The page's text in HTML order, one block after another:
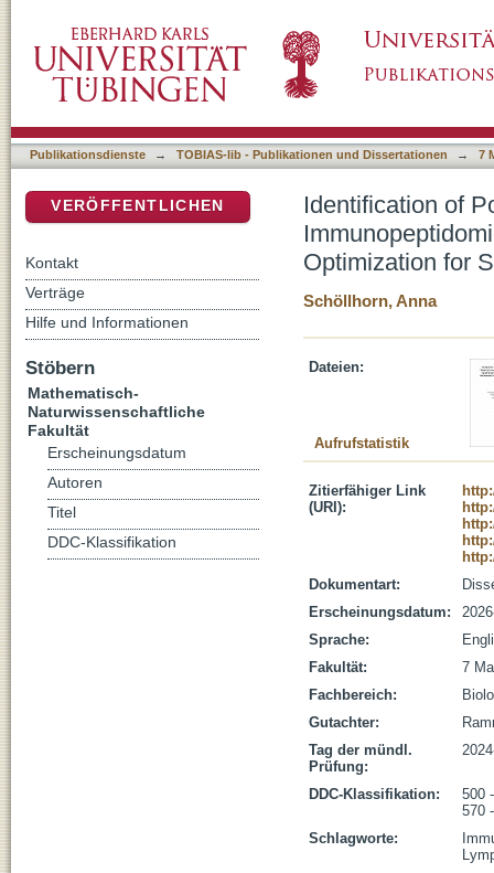
Target Identification and T cell Assay
cells
Publikationsdienste → TOBIAS-lib - Publikationen und Dissertationen → 7
Identification of
Optimization for
Schöllhorn, Anna
Dateien:
Aufrufstatistik
Zitierfähiger Link
(URI):
Dokumentart:
Erscheinungsdatum:
Sprache:
Fakultät:
7
Fachbereich:
Gutachter:
Tag der mündl.
Prüfung:
DDC-Klassifikation:
500
570
Schlagworte:
VERÖFFENTLICHEN
Kontakt
Verträge
Hilfe und Informationen
Stöbern
Mathematisch-
Naturwissenschaftliche
Fakultät
Erscheinungsdatum
Autoren
Titel
DDC-Klassifikation